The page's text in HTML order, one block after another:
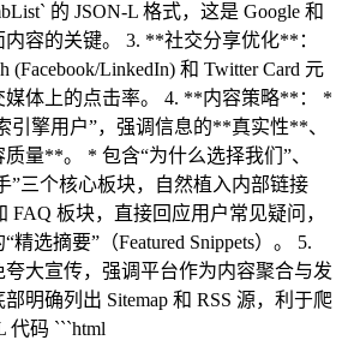
的 JSON-L 格式，这是 Google 和
容的关键。 3. **社交分享优化**：
(Facebook/LinkedIn) 和 Twitter Card 元
媒体上的点击率。 4. **内容策略**： *
引擎用户”，强调信息的**真实性**、
量**。 * 包含“为什么选择我们”、
”三个核心板块，自然植入内部链接
FAQ 板块，直接回应用户常见疑问，
选摘要”（Featured Snippets）。 5.
大宣传，强调平台作为内容聚合与发
明确列出 Sitemap 和 RSS 源，利于爬
代码 ```html